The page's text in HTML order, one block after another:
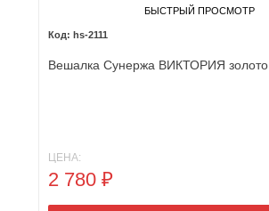
БЫСТРЫЙ ПРОСМОТР
hs-2111
Вешалка Сунержа ВИКТОРИЯ золото
ЦЕНА:
2 780 ₽